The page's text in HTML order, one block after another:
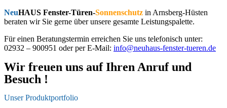
NeuHAUS Fenster-Türen-Sonnenschutz in Arnsberg-Hüsten
beraten wir Sie gerne über unsere gesamte Leistungspalette.
Für einen Beratungstermin erreichen Sie uns telefonisch unter:
02932 – 900951 oder per E-Mail: info@neuhaus-fenster-tueren.de
Wir freuen uns auf Ihren Anruf und
Besuch !
Unser Produktportfolio